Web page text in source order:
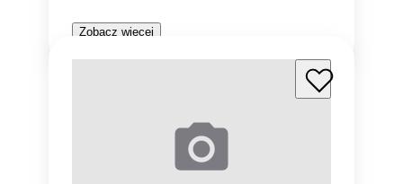
Zobacz więcej